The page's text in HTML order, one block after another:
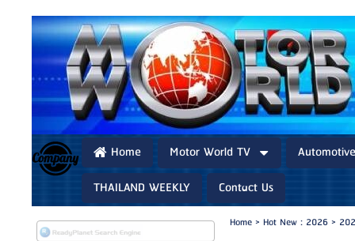
Home Motor World TV
THAILAND WEEKLY
Contact Us
Home> Hot New : 2026>